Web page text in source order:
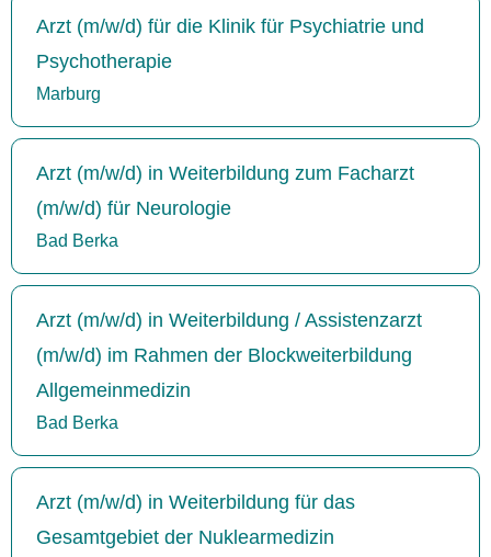
Arzt (m/w/d) für die Klinik für Psychiatrie und
Psychotherapie
Marburg
Arzt (m/w/d) in Weiterbildung zum Facharzt
(m/w/d) für Neurologie
Bad Berka
Arzt (m/w/d) in Weiterbildung / Assistenzarzt
(m/w/d) im Rahmen der Blockweiterbildung
Allgemeinmedizin
Bad Berka
Arzt (m/w/d) in Weiterbildung für das
Gesamtgebiet der Nuklearmedizin